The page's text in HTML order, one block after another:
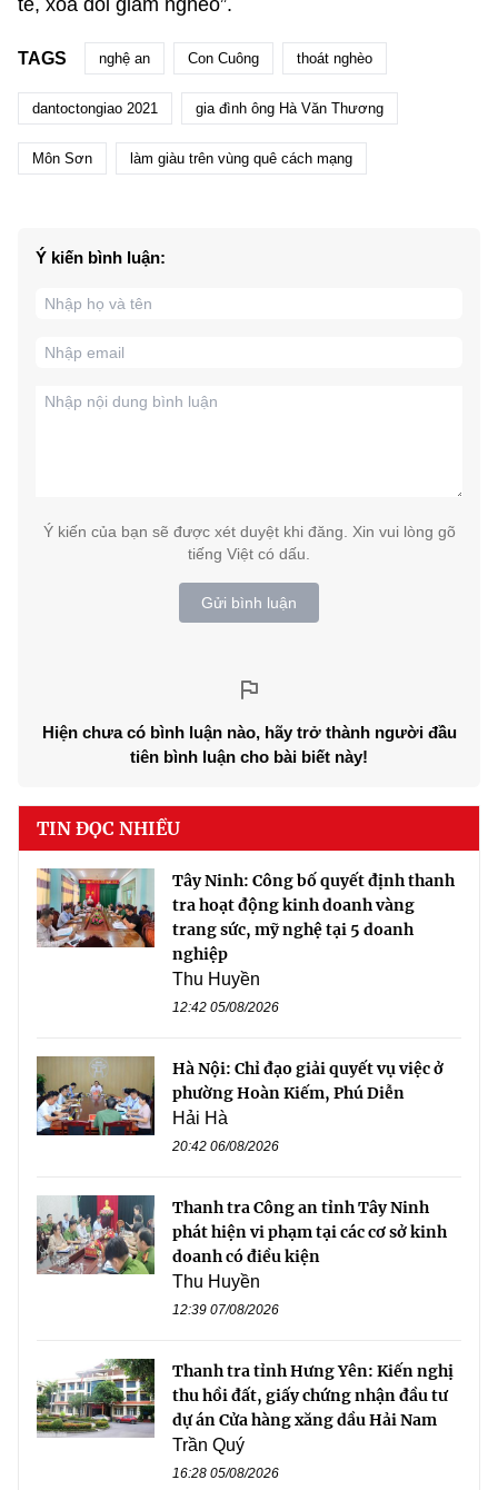
tế, xóa đói giảm nghèo”.
TAGS nghệ an Con Cuông thoát nghèo
dantoctongiao 2021 gia đình ông Hà Văn Thương
Môn Sơn làm giàu trên vùng quê cách mạng
Ý kiến bình luận:
Ý kiến của bạn sẽ được xét duyệt khi đăng. Xin vui lòng gõ
tiếng Việt có dấu.
Gửi bình luận
Hiện chưa có bình luận nào, hãy trở thành người đầu
tiên bình luận cho bài biết này!
TIN ĐỌC NHIỀU
Tây Ninh: Công bố quyết định thanh
tra hoạt động kinh doanh vàng
trang sức, mỹ nghệ tại 5 doanh
nghiệp
Thu Huyền
12:42 05/08/2026
Hà Nội: Chỉ đạo giải quyết vụ việc ở
phường Hoàn Kiếm, Phú Diễn
Hải Hà
20:42 06/08/2026
Thanh tra Công an tỉnh Tây Ninh
phát hiện vi phạm tại các cơ sở kinh
doanh có điều kiện
Thu Huyền
12:39 07/08/2026
Thanh tra tỉnh Hưng Yên: Kiến nghị
thu hồi đất, giấy chứng nhận đầu tư
dự án Cửa hàng xăng dầu Hải Nam
Trần Quý
16:28 05/08/2026